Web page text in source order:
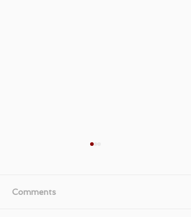
Comments